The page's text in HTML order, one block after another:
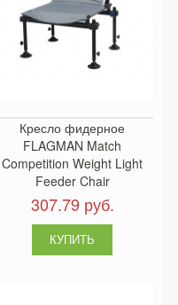
Кресло фидерное
FLAGMAN Match
Competition Weight Light
Feeder Chair
307.79 руб.